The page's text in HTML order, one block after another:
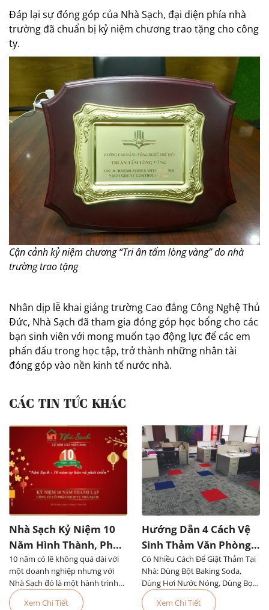
Đáp lại sự đóng góp của Nhà Sạch, đại diện phía nhà
trường đã chuẩn bị kỷ niệm chương trao tặng cho công
ty.
Cận cảnh kỷ niệm chương “Tri ân tấm lòng vàng” do nhà
trường trao tặng
Nhân dịp lễ khai giảng trường Cao đẳng Công Nghệ Thủ
Đức, Nhà Sạch đã tham gia đóng góp học bổng cho các
bạn sinh viên với mong muốn tạo động lực để các em
phấn đấu trong học tập, trở thành những nhân tài
đóng góp vào nền kinh tế nước nhà.
CÁC TIN TỨC KHÁC
10 năm có lẽ không quá dài với
một doanh nghiệp nhưng với
Nhà Sạch đó là một hành trình
đầy tự hào. Chúng tôi...
Nhà Sạch Kỷ Niệm 10
Năm Hình Thành, Phát
Triển Đáng Tự Hào
Xem Chi Tiết
Có Nhiều Cách Để Giặt Thảm Tại
Nhà: Dùng Bột Baking Soda,
Dùng Hơi Nước Nóng, Dùng Bọt,
Dùng Thiết Bị Chuyên Dụng Hoặc
Thuê Dịch Vụ Vệ Sinh Thảm Văn
Hướng Dẫn 4 Cách Vệ
Sinh Thảm Văn Phòng
Đơn Giản, Dễ Làm
Xem Chi Tiết